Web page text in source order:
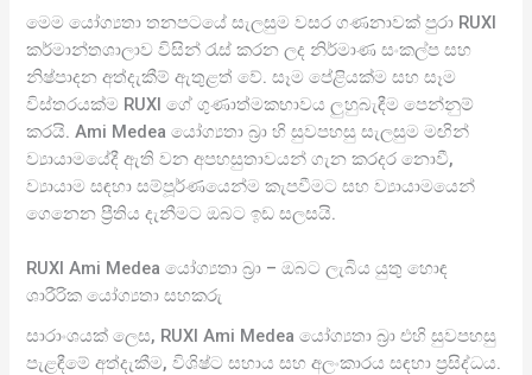
මෙම යෝග්‍යතා තනපටයේ සැලසුම වසර ගණනාවක් පුරා RUXI
කර්මාන්තශාලාව විසින් රැස් කරන ලද නිර්මාණ සංකල්ප සහ
නිෂ්පාදන අත්දැකීම් ඇතුළත් වේ. සෑම පේළියක්ම සහ සෑම
විස්තරයක්ම RUXI ගේ ගුණාත්මකභාවය ලුහුබැඳීම පෙන්නුම්
කරයි. Ami Medea යෝග්‍යතා බ්‍රා හි සුවපහසු සැලසුම මඟින්
ව්‍යායාමයේදී ඇති වන අපහසුතාවයන් ගැන කරදර නොවී,
ව්‍යායාම සඳහා සම්පූර්ණයෙන්ම කැපවීමට සහ ව්‍යායාමයෙන්
ගෙනෙන ප්‍රීතිය දැනීමට ඔබට ඉඩ සලසයි.
RUXI Ami Medea යෝග්‍යතා බ්‍රා – ඔබට ලැබිය යුතු හොඳ
ශාරීරික යෝග්‍යතා සහකරු
සාරාංශයක් ලෙස, RUXI Ami Medea යෝග්‍යතා බ්‍රා එහි සුවපහසු
පැළඳීමේ අත්දැකීම, විශිෂ්ට සහාය සහ අලංකාරය සඳහා ප්‍රසිද්ධය.